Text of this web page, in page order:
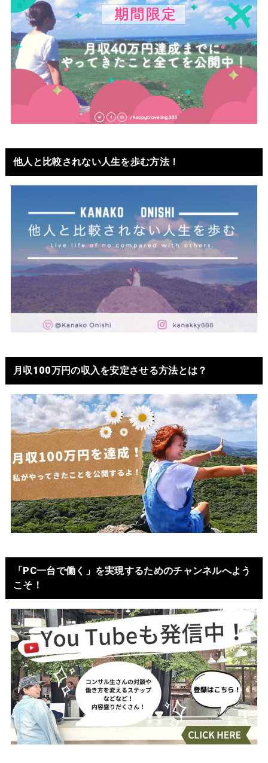
他人と比較されない人生を歩む方法！
月収100万円の収入を安定させる方法とは？
「PC一台で働く」を実現するためのチャンネルへよう
こそ！